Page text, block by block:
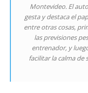
Montevideo. El
gesta y destaca el
entre otras cosas,
las previsiones
entrenador, y
facilitar la calma de